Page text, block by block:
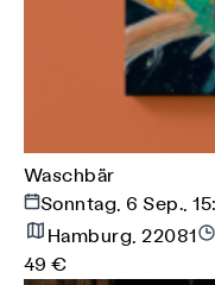
Waschbär
Sonntag, 6 Sep.,
Hamburg, 22081
49 €